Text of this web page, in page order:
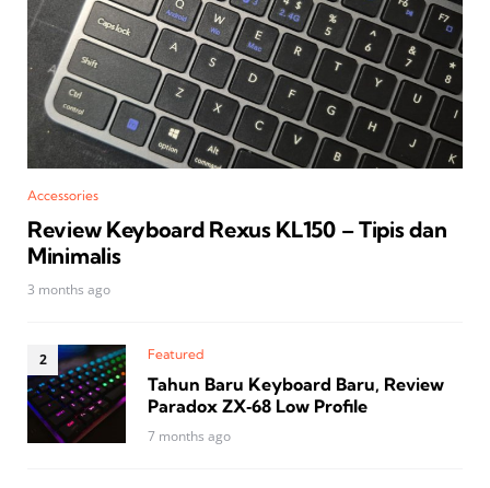
Accessories
Review Keyboard Rexus KL150 – Tipis dan
Minimalis
3 months ago
Featured
Tahun Baru Keyboard Baru, Review
Paradox ZX‑68 Low Profile
7 months ago